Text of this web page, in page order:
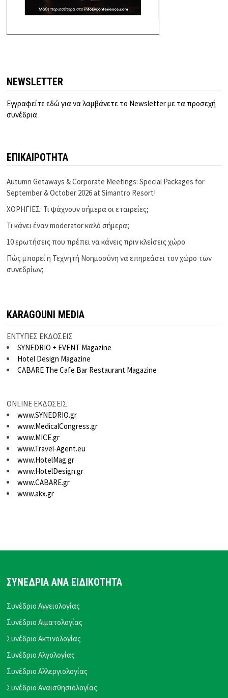
NEWSLETTER
Εγγραφείτε εδώ για να λαμβάνετε το Newsletter με τα προσεχή
συνέδρια
ΕΠΙΚΑΙΡΟΤΗΤΑ
Autumn Getaways & Corporate Meetings: Special Packages for
September & October 2026 at Simantro Resort!
ΧΟΡΗΓΙΕΣ: Τι ψάχνουν σήμερα οι εταιρείες;
Τι κάνει έναν moderator καλό σήμερα;
10 ερωτήσεις που πρέπει να κάνεις πριν κλείσεις χώρο
Πώς μπορεί η Τεχνητή Νοημοσύνη να επηρεάσει τον χώρο των
συνεδρίων;
KARAGOUNI MEDIA
ΕΝΤΥΠΕΣ ΕΚΔΟΣΕΙΣ
SYNEDRIO + EVENT Magazine
Hotel Design Magazine
CABARE The Cafe Bar Restaurant Magazine
ONLINE ΕΚΔΟΣΕΙΣ
www.SYNEDRIO.gr
www.MedicalCongress.gr
www.MICE.gr
www.Travel-Agent.eu
www.HotelMag.gr
www.HotelDesign.gr
www.CABARE.gr
www.akx.gr
ΣΥΝΕΔΡΙΑ ΑΝΑ ΕΙΔΙΚΟΤΗΤΑ
Συνέδριο Αγγειολογίας
Συνέδριο Αιματολογίας
Συνέδριο Ακτινολογίας
Συνέδριο Αλγολογίας
Συνέδριο Αλλεργιολογίας
Συνέδριο Αναισθησιολογίας